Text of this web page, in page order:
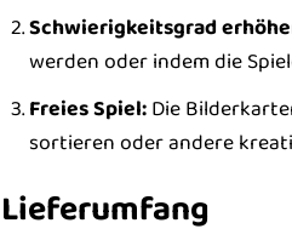
Schwierigkeitsgrad
werden oder indem die
Freies Spiel:Die
sortieren oder andere
Lieferumfang